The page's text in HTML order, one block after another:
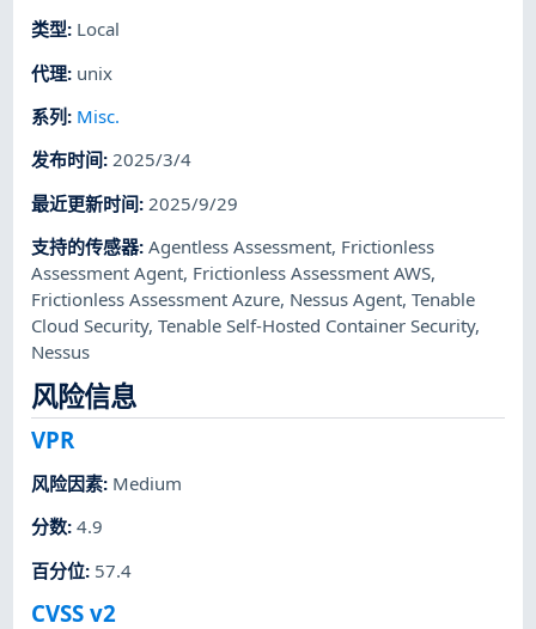
类型: Local
代理: unix
系列 : Misc.
发布时间:2025/3/4
最近更新时间: 2025/9/29
支持的传感器:Agentless Assessment, Frictionless
Assessment Agent, Frictionless Assessment AWS,
Frictionless Assessment Azure, Nessus Agent,Tenable
Cloud Security,Tenable Self-Hosted Container Security,
Nessus
风险信息
VPR
风险因素: Medium
分数:4.9
百分位: 57.4
CVSS v2